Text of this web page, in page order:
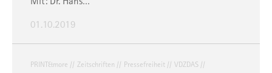
01.10.2019
PRINT&more Zeitschriften Pressefreiheit VDZDAS